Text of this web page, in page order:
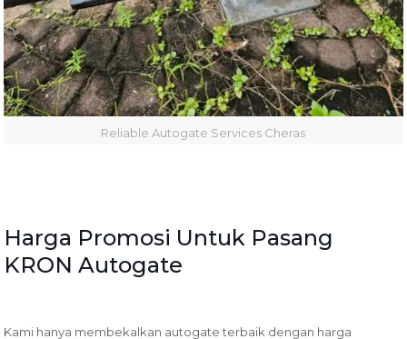
Reliable Autogate Services Cheras
Harga Promosi Untuk Pasang
KRON Autogate
Kami hanya membekalkan autogate terbaik dengan harga